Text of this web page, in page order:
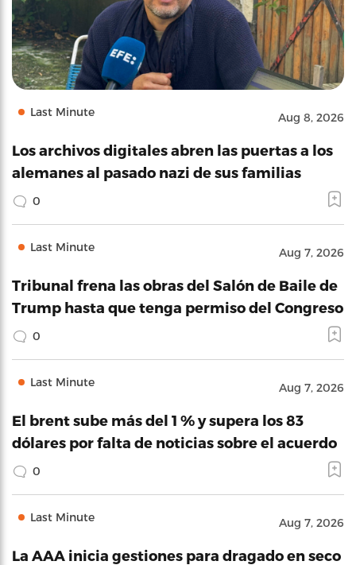
Last Minute Aug 8, 2026
Los archivos digitales abren las puertas a los
alemanes al pasado nazi de sus familias
0
Last Minute Aug 7, 2026
Tribunal frena las obras del Salón de Baile de
Trump hasta que tenga permiso del Congreso
0
Last Minute Aug 7, 2026
El brent sube más del 1 % y supera los 83
dólares por falta de noticias sobre el acuerdo
0
Last Minute Aug 7, 2026
La AAA inicia gestiones para dragado en seco